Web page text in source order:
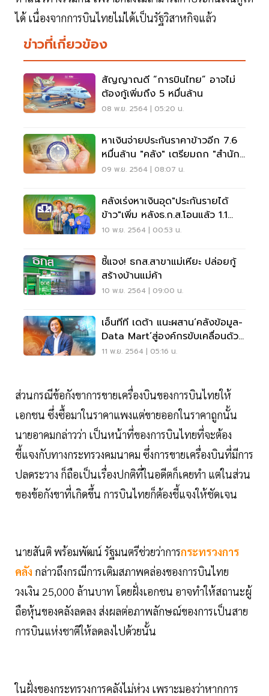
ได้ เนื่องจากการบินไทยไม่ได้เป็นรัฐวิสาหกิจแล้ว
ข่าวที่เกี่ยวข้อง
สัญญาณดี “การบินไทย” อาจไม่
ต้องกู้เพิ่มถึง 5 หมื่นล้าน
08 พ.ย. 2564 | 05:20 น.
หาเงินจ่ายประกันราคาข้าวอีก 7.6
หมื่นล้าน "คลัง" เตรียมถก "สำนัก
งบฯ"
09 พ.ย. 2564 | 08:07 น.
คลังเร่งหาเงินอุด"ประกันรายได้
ข้าว"เพิ่ม หลังธ.ก.ส.โอนแล้ว 1.1
หมื่นล้าน
10 พ.ย. 2564 | 00:53 น.
ชี้แจง! ธกส.สาขาแม่เหียะ ปล่อยกู้
สร้างบ้านแม่ค้า
10 พ.ย. 2564 | 09:00 น.
เอ็นทีที เดต้า แนะผสาน‘คลังข้อมูล-
Data Mart’สู่องค์กรขับเคลื่อนด้วย
ดาต้า
11 พ.ย. 2564 | 05:16 น.
ส่วนกรณีข้อกังขาการขายเครื่องบินของการบินไทยให้
เอกชน ซึ่งซื้อมาในราคาแพงแต่ขายออกในราคาถูกนั้น
นายอาคมกล่าวว่า เป็นหน้าที่ของการบินไทยที่จะต้อง
ชี้แจงกับทางกระทรวงคมนาคม ซึ่งการขายเครื่องบินที่มีการ
ปลดระวาง ก็ถือเป็นเรื่องปกติที่ในอดีตก็เคยทำ แต่ในส่วน
ของข้อกังขาที่เกิดขึ้น การบินไทยก็ต้องชี้แจงให้ชัดเจน
นายสันติ พร้อมพัฒน์ รัฐมนตรีช่วยว่าการกระทรวงการ
คลัง กล่าวถึงกรณีการเติมสภาพคล่องของการบินไทย
วงเงิน 25,000 ล้านบาท โดยฝั่งเอกชน อาจทำให้สถานะผู้
ถือหุ้นของคลังลดลง ส่งผลต่อภาพลักษณ์ของการเป็นสาย
การบินแห่งชาติให้ลดลงไปด้วยนั้น
ในฝั่งของกระทรวงการคลังไม่ห่วง เพราะมองว่าหากการ